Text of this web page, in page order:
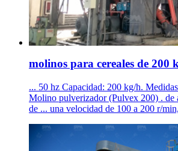
molinos para cereales de 200
... 50 hz Capacidad: 200 kg/h.
Molino pulverizador (Pulvex 200) . de
de ... una velocidad de 100 a 200 r/